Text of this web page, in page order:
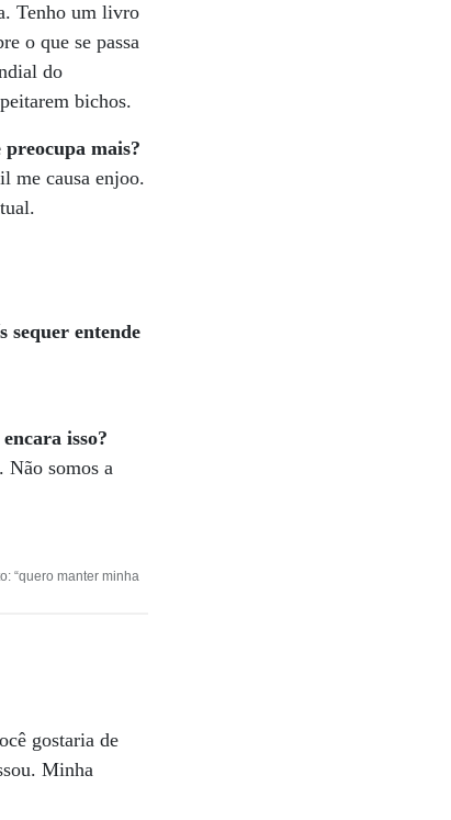
Tenho um livro
o que se passa
do
bichos.
mais?
me causa enjoo.
sequer entende
isso?
Não somos a
“quero manter minha
gostaria de
Minha